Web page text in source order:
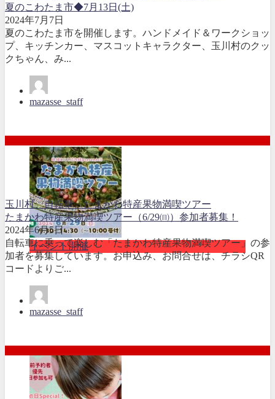
夏のこわたま市◆7月13日(土)
2024年7月7日
夏のこわたま市を開催します。ハンドメイド＆ワークショッ
プ、キッチンカー、マスコットキャラクター、玉川村のクッ
クちゃん、み...
mazasse_staff
イベント開催
玉川村、自転車、たまかわ特産果物満喫ツアー
たまかわ特産果物満喫ツアー（6/29㈰）参加者募集！
2024年6月5日
自転車に乗って楽しむ「たまかわ特産果物満喫ツアー」の参
加者を募集しています。お申込み、お問合せは、チラシQR
コードよりご...
mazasse_staff